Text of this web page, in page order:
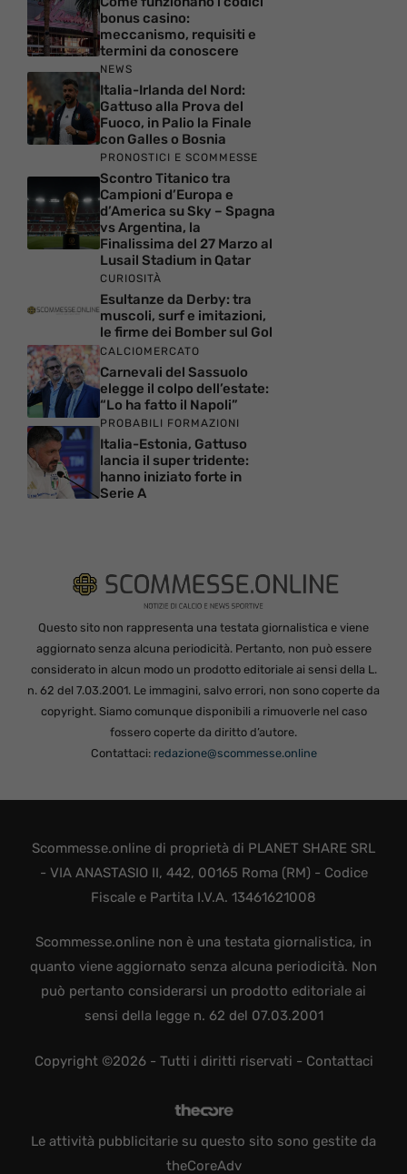
bonus casino:
meccanismo, requisiti e
termini da conoscere
NEWS
Italia-Irlanda del Nord:
Gattuso alla Prova del
Fuoco, in Palio la Finale
con Galles o Bosnia
PRONOSTICI E SCOMMESSE
Scontro Titanico tra
Campioni d’Europa e
d’America su Sky – Spagna
vs Argentina, la
Finalissima del 27 Marzo al
Lusail Stadium in Qatar
CURIOSITÀ
Esultanze da Derby: tra
muscoli, surf e imitazioni,
le firme dei Bomber sul Gol
CALCIOMERCATO
Carnevali del Sassuolo
elegge il colpo dell’estate:
“Lo ha fatto il Napoli”
PROBABILI FORMAZIONI
Italia-Estonia, Gattuso
lancia il super tridente:
hanno iniziato forte in
Serie A
Questo sito non rappresenta una testata giornalistica e viene
aggiornato senza alcuna periodicità. Pertanto, non può essere
considerato in alcun modo un prodotto editoriale ai sensi della L.
n. 62 del 7.03.2001. Le immagini, salvo errori, non sono coperte da
copyright. Siamo comunque disponibili a rimuoverle nel caso
fossero coperte da diritto d’autore.
Contattaci: redazione@scommesse.online
Scommesse.online di proprietà di PLANET SHARE SRL
- VIA ANASTASIO II, 442, 00165 Roma (RM) - Codice
Fiscale e Partita I.V.A. 13461621008
Scommesse.online non è una testata giornalistica, in
quanto viene aggiornato senza alcuna periodicità. Non
può pertanto considerarsi un prodotto editoriale ai
sensi della legge n. 62 del 07.03.2001
Copyright ©2026 - Tutti i diritti riservati - Contattaci
Le attività pubblicitarie su questo sito sono gestite da
theCoreAdv